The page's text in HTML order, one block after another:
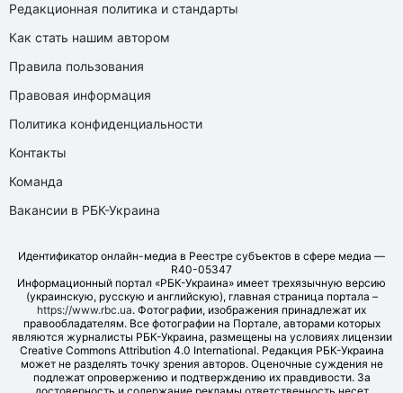
Редакционная политика и стандарты
Как стать нашим автором
Правила пользования
Правовая информация
Политика конфиденциальности
Контакты
Команда
Вакансии в РБК-Украина
Идентификатор онлайн-медиа в Реестре субъектов в сфере медиа —
R40-05347
Информационный портал «РБК-Украина» имеет трехязычную версию
(украинскую, русскую и английскую), главная страница портала –
https://www.rbc.ua. Фотографии, изображения принадлежат их
правообладателям. Все фотографии на Портале, авторами которых
являются журналисты РБК-Украина, размещены на условиях лицензии
Creative Commons Attribution 4.0 International. Редакция РБК-Украина
может не разделять точку зрения авторов. Оценочные суждения не
подлежат опровержению и подтверждению их правдивости. За